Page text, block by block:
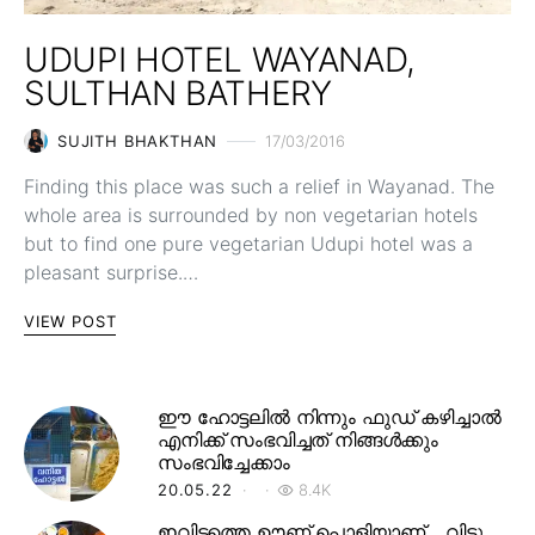
UDUPI HOTEL WAYANAD,
SULTHAN BATHERY
SUJITH BHAKTHAN 17/03/2016
Finding this place was such a relief in Wayanad. The
whole area is surrounded by non vegetarian hotels
but to find one pure vegetarian Udupi hotel was a
pleasant surprise.…
VIEW POST
ഈ ഹോട്ടലിൽ നിന്നും ഫുഡ് കഴിച്ചാൽ
എനിക്ക് സംഭവിച്ചത് നിങ്ങൾക്കും
സംഭവിച്ചേക്കാം
20.05.22 8.4K